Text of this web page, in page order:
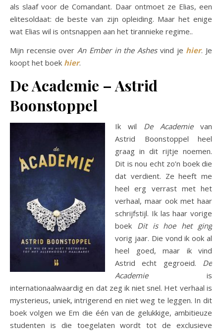
als slaaf voor de Comandant. Daar ontmoet ze Elias, een
elitesoldaat: de beste van zijn opleiding. Maar het enige
wat Elias wil is ontsnappen aan het tirannieke regime..
Mijn recensie overAn Ember in the Ashesvind je hier. Je
koopt het boek hier.
De Academie – Astrid
Boonstoppel
Ik wil De Academievan
Astrid Boonstoppel heel
graag in dit rijtje noemen.
Dit is nou echt zo’n boek die
dat verdient. Ze heeft me
heel erg verrast met het
verhaal, maar ook met haar
schrijfstijl. Ik las haar vorige
boek Dit is hoe het ging
vorig jaar. Die vond ik ook al
heel goed, maar ik vind
Astrid echt gegroeid. De
Academieis
internationaalwaardig en dat zeg ik niet snel. Het verhaal is
mysterieus, uniek, intrigerend en niet weg te leggen. In dit
boek volgen we Em die één van de gelukkige, ambitieuze
studenten is die toegelaten wordt tot de exclusieve